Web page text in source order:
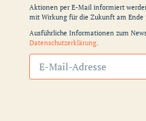
Aktionen per E-Mail informiert
mit Wirkung für die Zukunft am
Ausführliche Informationen zum
Datenschutzerklärung.
Abonnieren
Sie
unsere